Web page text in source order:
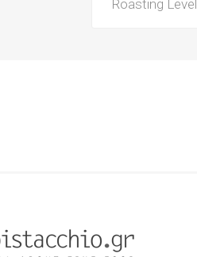
Roasting Level